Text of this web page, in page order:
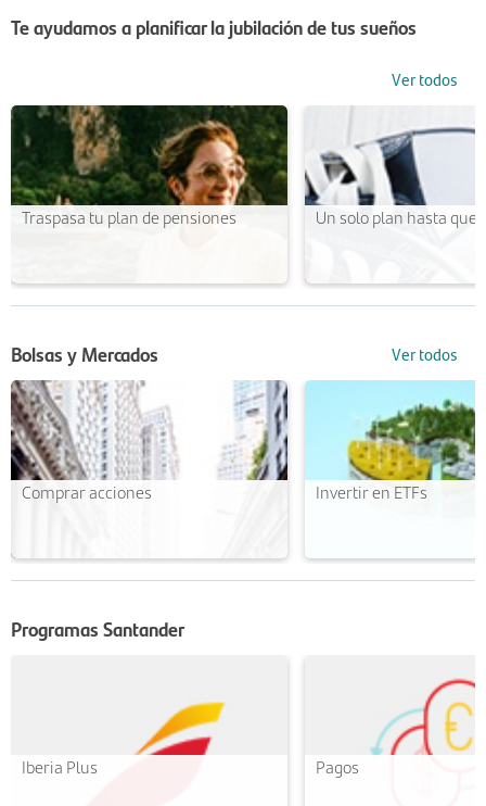
Te ayudamos a planificar la jubilación de tus sueños
Ver todos
Traspasa tu plan de pensiones Un solo plan hasta que
Bolsas y Mercados Ver todos
Comprar acciones Invertir en ETFs
Programas Santander
Iberia Plus Pagos